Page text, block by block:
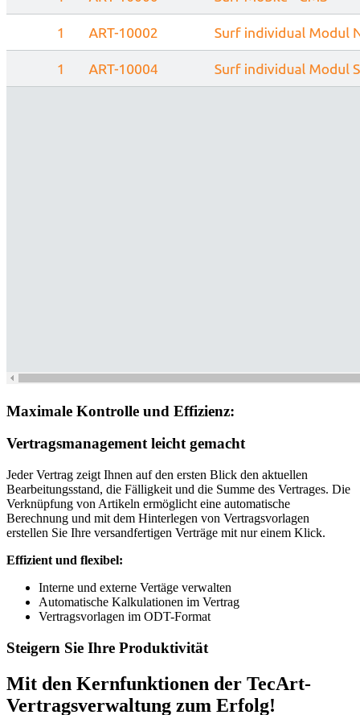
Maximale Kontrolle und Effizienz:
Vertragsmanagement leicht gemacht
Jeder Vertrag zeigt Ihnen auf den ersten Blick den aktuellen
Bearbeitungsstand, die Fälligkeit und die Summe des Vertrages. Die
Verknüpfung von Artikeln ermöglicht eine automatische
Berechnung und mit dem Hinterlegen von Vertragsvorlagen
erstellen Sie Ihre versandfertigen Verträge mit nur einem Klick.
Effizient und flexibel:
Interne und externe Vertäge verwalten
Automatische Kalkulationen im Vertrag
Vertragsvorlagen im ODT-Format
Steigern Sie Ihre Produktivität
Mit den Kernfunktionen der TecArt-
Vertragsverwaltung zum Erfolg!